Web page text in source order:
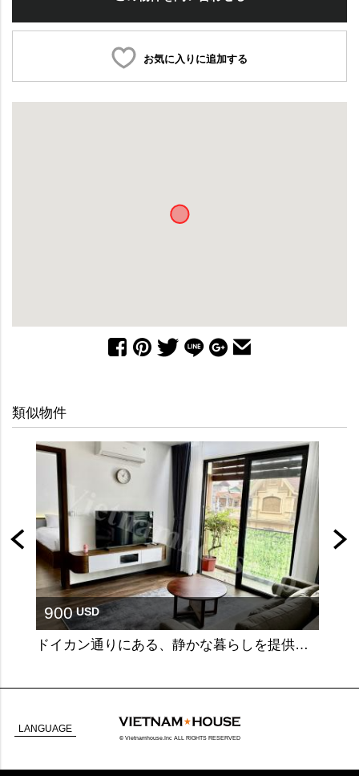
お気に入りに追加する
類似物件
900USD
ドイカン通りにある、静かな暮らしを提供する居心地の良い1ベッドルームアパート
LANGUAGE
© Vietnamhouse.Inc ALL RIGHTS RESERVED